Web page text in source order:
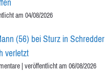
am 04/08/2026
(56) bei Sturz in Schredder
verletzt
|veröffentlicht am 06/08/2026